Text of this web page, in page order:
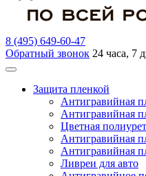
8 (495) 649-60-47
Обратный звонок 24 часа, 7
Защита пленкой
Антигравийная
Антигравийная
Цветная
Антигравийная
Антигравийная
Ливреи для авто